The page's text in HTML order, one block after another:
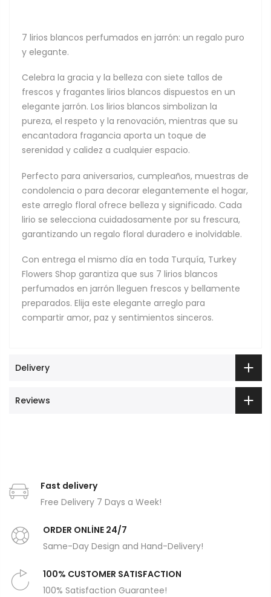
7 lirios blancos perfumados en jarrón: un regalo puro
y elegante.
Celebra la gracia y la belleza con siete tallos de
frescos y fragantes lirios blancos dispuestos en un
elegante jarrón. Los lirios blancos simbolizan la
pureza, el respeto y la renovación, mientras que su
encantadora fragancia aporta un toque de
serenidad y calidez a cualquier espacio.
Perfecto para aniversarios, cumpleaños, muestras de
condolencia o para decorar elegantemente el hogar,
este arreglo floral ofrece belleza y significado. Cada
lirio se selecciona cuidadosamente por su frescura,
garantizando un regalo floral duradero e inolvidable.
Con entrega el mismo día en toda Turquía, Turkey
Flowers Shop garantiza que sus 7 lirios blancos
perfumados en jarrón lleguen frescos y bellamente
preparados. Elija este elegante arreglo para
compartir amor, paz y sentimientos sinceros.
Delivery
Reviews
Fast delivery
Free Delivery 7 Days a Week!
ORDER ONLİNE 24/7
Same-Day Design and Hand-Delivery!
100% CUSTOMER SATISFACTION
100% Satisfaction Guarantee!